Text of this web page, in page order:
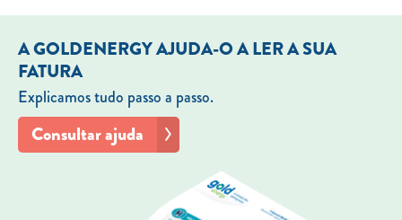
A GOLDENERGY AJUDA-O A LER A SUA
FATURA
Explicamos tudo passo a passo.
Consultar ajuda